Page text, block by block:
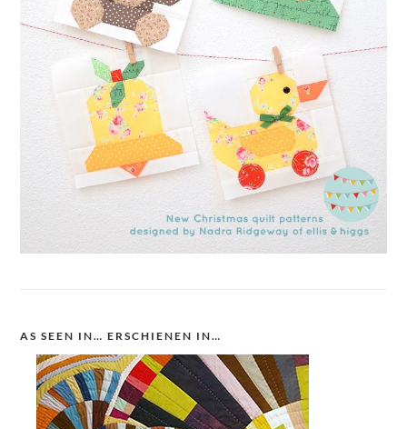
AS SEEN IN… ERSCHIENEN IN…